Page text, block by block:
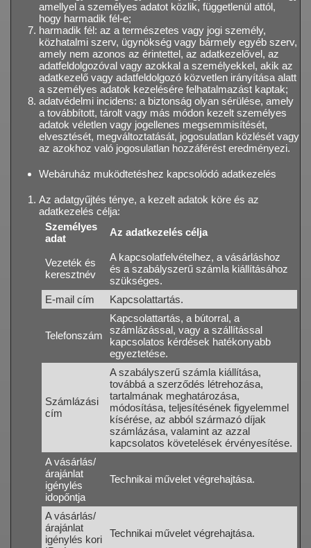
amellyel a személyes adatot közlik, függetlenül attól,
hogy harmadik fél-e;
harmadik fél: az a természetes vagy jogi személy,
közhatalmi szerv, ügynökség vagy bármely egyéb szerv,
amely nem azonos az érintettel, az adatkezelővel, az
adatfeldolgozóval vagy azokkal a személyekkel, akik az
adatkezelő vagy adatfeldolgozó közvetlen irányítása alatt
a személyes adatok kezelésére felhatalmazást kaptak;
adatvédelmi incidens: a biztonság olyan sérülése, amely
a továbbított, tárolt vagy más módon kezelt személyes
adatok véletlen vagy jogellenes megsemmisítését,
elvesztését, megváltoztatását, jogosulatlan közlését vagy
az azokhoz való jogosulatlan hozzáférést eredményezi.
Webáruház muködtetéshez kapcsolódó adatkezelés
Az adatgyűjtés ténye, a kezelt adatok köre és az
adatkezelés célja:
Személyes
adat
Az adatkezelés célja
Vezeték és
keresztnév
A kapcsolatfelvételhez, a vásárláshoz
és a szabályszerű számla kiállításához
szükséges.
E-mail cím
Kapcsolattartás.
Telefonszám
Kapcsolattartás, a bútorral, a
számlázással, vagy a szállítással
kapcsolatos kérdések hatékonyabb
egyeztetése.
Számlázási
cím
A szabályszerű számla kiállítása,
továbbá a szerződés létrehozása,
tartalmának meghatározása,
módosítása, teljesítésének figyelemmel
kísérése, az abból származó díjak
számlázása, valamint az azzal
kapcsolatos követelések érvényesítése.
A vásárlás/
árajánlat
igénylés
idopőntja
Technikai művelet végrehajtása.
A vásárlás/
árajánlat
igénylés kori
Technikai művelet végrehajtása.